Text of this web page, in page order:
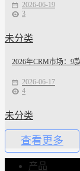
2026-06-19
3
未分类
2026年CRM市场：9
2026-06-17
4
未分类
查看更多
产品